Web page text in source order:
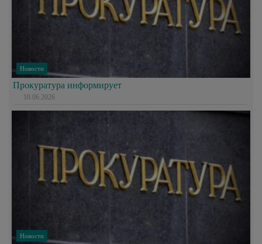
Новости
Прокуратура информирует
10.06.2026
Новости